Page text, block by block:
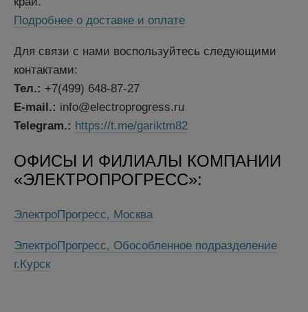
Подробнее о доставке и оплате
Для связи с нами воспользуйтесь следующими
контактами:
Тел.: +7(499) 648-87-27
E-mail.: info@electroprogress.ru
Telegram.: https://t.me/gariktm82
ОФИСЫ И ФИЛИАЛЫ КОМПАНИИ
«ЭЛЕКТРОПРОГРЕСС»:
ЭлектроПрогресс, Москва
ЭлектроПрогресс, Обособленное подразделение
г.Курск